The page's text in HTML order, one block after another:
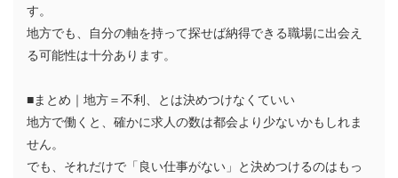
す。
地方でも、自分の軸を持って探せば納得できる職場に出会え
る可能性は十分あります。
■まとめ｜地方＝不利、とは決めつけなくていい
地方で働くと、確かに求人の数は都会より少ないかもしれま
せん。
でも、それだけで「良い仕事がない」と決めつけるのはもっ